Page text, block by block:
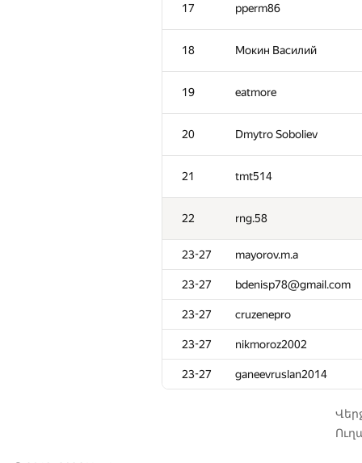
17 pperm86
18 Мокин Василий
19 eatmore
20 Dmytro Soboliev
21 tmt514
22 rng.58
23-27 mayorov.m.a
23-27 bdenisp78@gmail.com
23-27 cruzenepro
23-27 nikmoroz2002
23-27 ganeevruslan2014
mikhailOK
RAVEman
dzhulgakov
13-14 azizkhan.almakhan
15 Merkurev